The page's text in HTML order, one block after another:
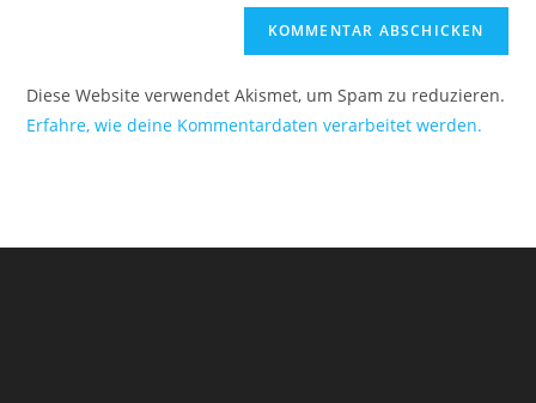
Diese Website verwendet Akismet, um Spam zu reduzieren.
Erfahre, wie deine Kommentardaten verarbeitet werden.